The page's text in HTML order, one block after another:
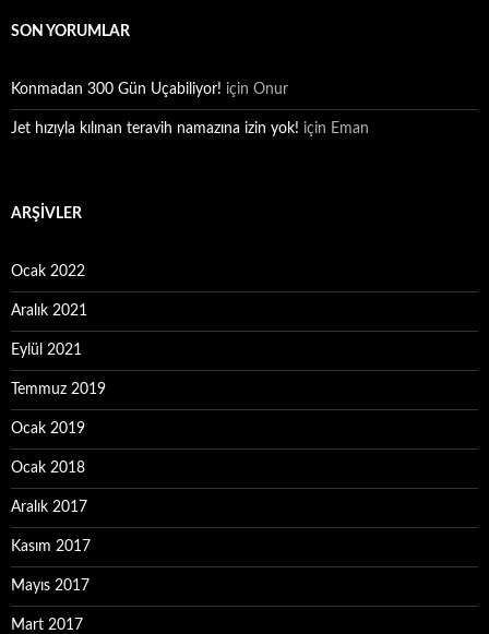
SON YORUMLAR
Konmadan 300 Gün Uçabiliyor! için Onur
Jet hızıyla kılınan teravih namazına izin yok! için Eman
ARŞIVLER
Ocak 2022
Aralık 2021
Eylül 2021
Temmuz 2019
Ocak 2019
Ocak 2018
Aralık 2017
Kasım 2017
Mayıs 2017
Mart 2017